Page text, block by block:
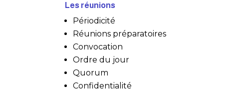
Les réunions
Périodicité
Réunions préparatoires
Convocation
Ordre du jour
Quorum
Confidentialité